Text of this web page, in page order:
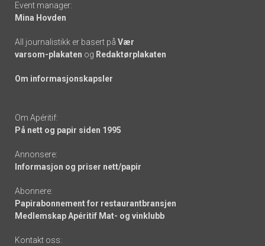
Event manager:
Mina Hovden
All journalistikk er basert på Vær
varsom-plakaten og Redaktørplakaten
Om informasjonskapsler
Om Apéritif:
På nett og papir siden 1995
Annonsere:
Informasjon og priser nett/papir
Abonnere:
Papirabonnement for restaurantbransjen
Medlemskap Apéritif Mat- og vinklubb
Kontakt oss: